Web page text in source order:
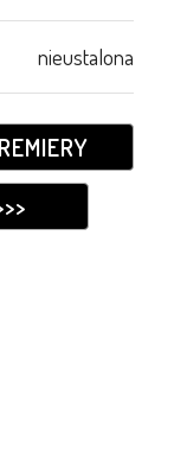
nieustalona